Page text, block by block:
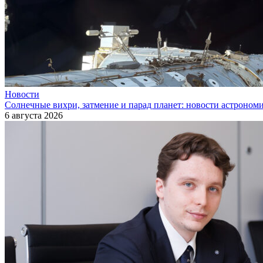
Новости
Солнечные вихри, затмение и парад планет: новости
6 августа 2026